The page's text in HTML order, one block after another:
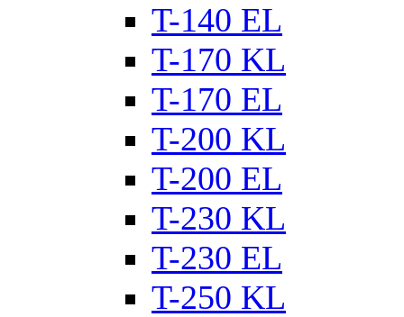
T-140 ЕL
T-170 KL
T-170 ЕL
T-200 KL
T-200 ЕL
T-230 KL
T-230 ЕL
T-250 KL